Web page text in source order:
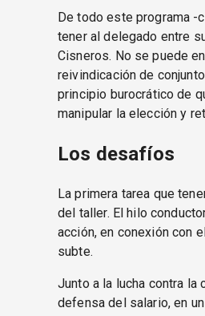
De todo este programa -
tener al delegado entre
Cisneros. No se puede
reivindicación de
principio burocrático de
manipular la elección y
Los desafíos
La primera tarea que
del taller. El hilo
acción, en conexión con
subte.
Junto a la lucha contra la
defensa del salario, en